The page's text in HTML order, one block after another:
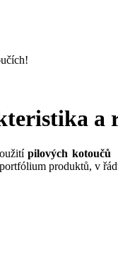
a
pilových kotoučů
produktů, v